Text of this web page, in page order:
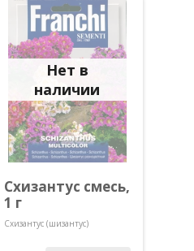
Гиацинтовые бобы
(долихос)
Гилия
Гипсофила однолетняя
Нет в
наличии
Схизантус смесь,
1 г
Схизантус (шизантус)